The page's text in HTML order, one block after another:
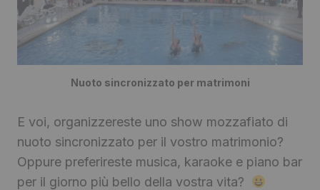
Nuoto sincronizzato per matrimoni
E voi, organizzereste uno show mozzafiato di
nuoto sincronizzato per il vostro matrimonio?
Oppure preferireste musica, karaoke e piano bar
per il giorno più bello della vostra vita?